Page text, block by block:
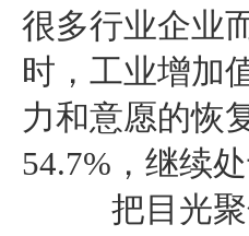
很多行业企业
时，工业增加
力和意愿的恢
54.7%，继续
把目光聚